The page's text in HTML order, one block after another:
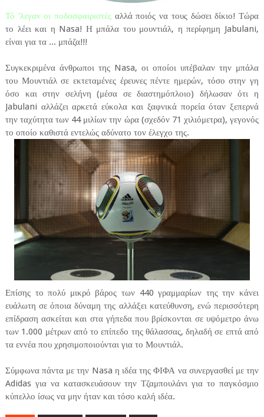
Τό 'λεγαν οι ποδοσφαιριστές αλλά ποιός να τους δώσει δίκιο! Τώρα
το λέει και η Nasa! Η μπάλα του μουντιάλ, η περίφημη Jabulani,
είναι για τα ... μπάζα!!!
Συγκεκριμένα άνθρωποι της Nasa, οι οποίοι υπέβαλαν την μπάλα
του Μουντιάλ σε εκτεταμένες έρευνες πέντε ημερών, τόσο στην γη
όσο και στην σελήνη (μέσα σε διαστημόπλοιο) δήλωσαν ότι η
Jabulani αλλάζει αρκετά εύκολα και ξαφνικά πορεία όταν ξεπερνά
την ταχύτητα των 44 μιλίων την ώρα (σχεδόν 71 χιλιόμετρα), γεγονός
το οποίο καθιστά εντελώς αδύνατο τον έλεγχο της.
Επίσης το πολύ μικρό βάρος των 440 γραμμαρίων της την κάνει
ευάλωτη σε όποια δύναμη της αλλάξει κατεύθυνση, ενώ περισσότερη
επίδραση ασκείται και στα γήπεδα που βρίσκονται σε υψόμετρο άνω
των 1.000 μέτρων από το επίπεδο της θάλασσας, δηλαδή σε επτά από
τα εννέα που χρησιμοποιούνται για το Μουντιάλ.
Σύμφωνα πάντα με την Nasa η ιδέα της ΦΙΦΑ να συνεργασθεί με την
Adidas για να κατασκευάσουν την Τζαμπουλάνι για το παγκόσμιο
κύπελλο ίσως να μην ήταν και τόσο καλή ιδέα.